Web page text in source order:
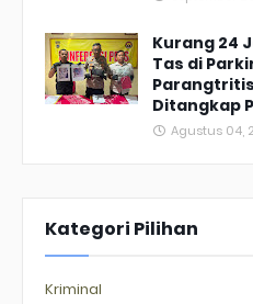
Kurang 24
Tas di
Ditangkap
Agustus 04,
Kategori Pilihan
Kriminal